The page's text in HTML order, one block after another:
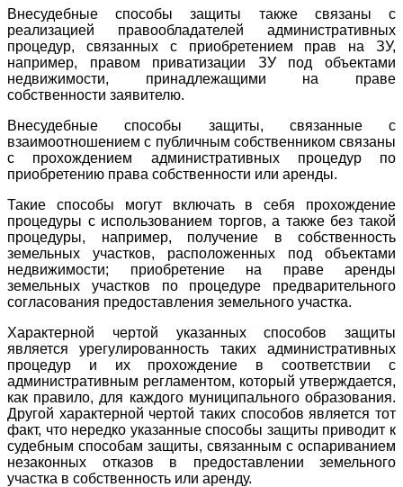
Внесудебные способы защиты также связаны с
реализацией правообладателей административных
процедур, связанных с приобретением прав на ЗУ,
например, правом приватизации ЗУ под объектами
недвижимости, принадлежащими на праве
собственности заявителю.
Внесудебные способы защиты, связанные с
взаимоотношением с публичным собственником связаны
с прохождением административных процедур по
приобретению права собственности или аренды.
Такие способы могут включать в себя прохождение
процедуры с использованием торгов, а также без такой
процедуры, например, получение в собственность
земельных участков, расположенных под объектами
недвижимости; приобретение на праве аренды
земельных участков по процедуре предварительного
согласования предоставления земельного участка.
Характерной чертой указанных способов защиты
является урегулированность таких административных
процедур и их прохождение в соответствии с
административным регламентом, который утверждается,
как правило, для каждого муниципального образования.
Другой характерной чертой таких способов является тот
факт, что нередко указанные способы защиты приводит к
судебным способам защиты, связанным с оспариванием
незаконных отказов в предоставлении земельного
участка в собственность или аренду.